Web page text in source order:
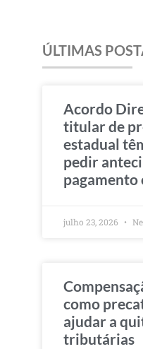
ÚLTIMAS
Acordo
titular de
estadual
pedir
pagamento
julho 23, 2026
como
ajudar a
tributárias